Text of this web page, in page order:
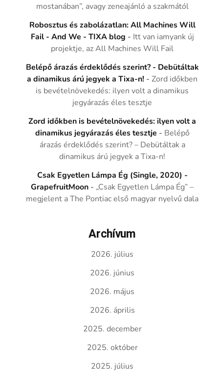
mostanában”, avagy zeneajánló a szakmától
Robosztus és zabolázatlan: All Machines Will
Fail - And We - TIXA blog - Itt van iamyank új
projektje, az All Machines Will Fail
Belépő árazás érdeklődés szerint? - Debütáltak
a dinamikus árú jegyek a Tixa-n! -Zord időkben
is bevételnövekedés: ilyen volt a dinamikus
jegyárazás éles tesztje
Zord időkben is bevételnövekedés: ilyen volt a
dinamikus jegyárazás éles tesztje - Belépő
árazás érdeklődés szerint? – Debütáltak a
dinamikus árú jegyek a Tixa-n!
Csak Egyetlen Lámpa Ég (Single, 2020) -
GrapefruitMoon - „Csak Egyetlen Lámpa Ég” –
megjelent a The Pontiac első magyar nyelvű dala
Archívum
2026. július
2026. június
2026. május
2026. április
2025. december
2025. október
2025. július